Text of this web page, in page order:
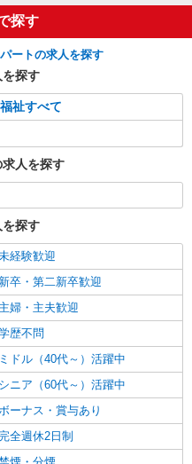
2062円 ＜日払い有/週払い有/交
ン代含む)＞
デイサービスSTAFF募集≪
退社≫
2062円 ＜日払い有/週払い有/交
ン代含む)＞
≪車通勤OK≫
詳細を見る
障がい児童施設の新規
験を活かす
＜資格や経験に応じて決定/交
ン代含む)＞
探す
ートの求人を探す
を探す
祉すべて
人を探す
を探す
経験歓迎
新卒・第二新卒歓迎
主婦・主夫歓迎
歴不問
ミドル（40代～）活躍中
シニア（60代～）活躍中
ーナス・賞与あり
全週休2日制